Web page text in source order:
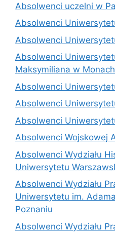
Absolwenci uczelni w
Absolwenci
Absolwenci
Absolwenci
Maksymiliana w
Absolwenci
Absolwenci
Absolwenci
Absolwenci Wojskowej
Absolwenci Wydziału
Uniwersytetu
Absolwenci Wydziału
Uniwersytetu im.
Poznaniu
Absolwenci Wydziału